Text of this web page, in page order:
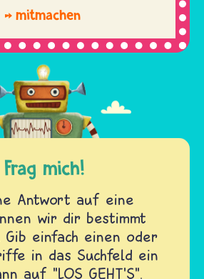
mitmachen
Frag mich!
Antwort auf eine
wir dir bestimmt
einfach einen oder
in das Suchfeld ein
auf "LOS GEHT'S".